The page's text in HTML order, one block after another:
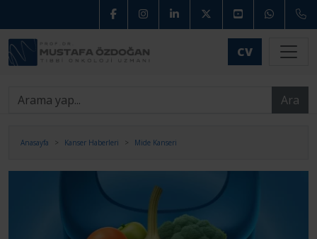
CV
Ara
Anasayfa Kanser Haberleri Mide Kanseri